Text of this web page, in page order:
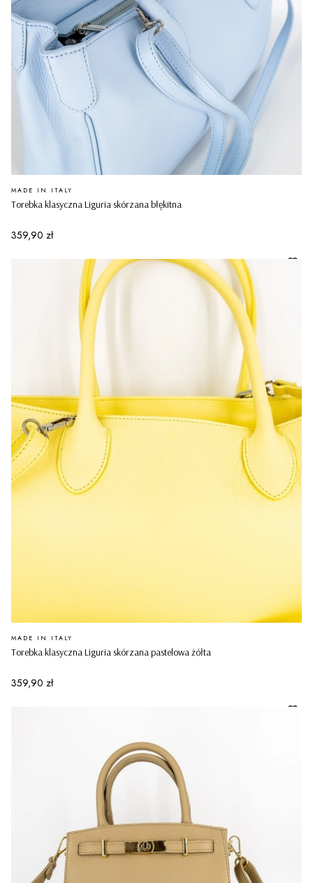
Torebka klasyczna Liguria skórzana błękitna
PRODUCENT
MADE IN ITALY
Cena
359,90 zł
Torebka klasyczna Liguria skórzana pastelowa żółta
PRODUCENT
MADE IN ITALY
Cena
359,90 zł